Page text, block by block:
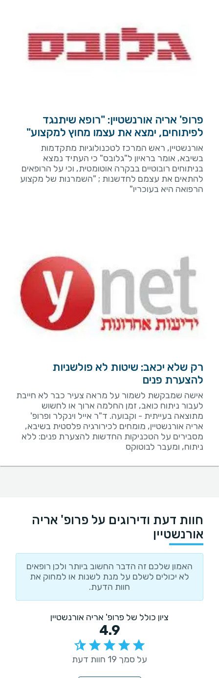
פרופ' אריה אורנשטיין: "רופא שיתנגד
לפיתוחים, ימצא את עצמו מחוץ למקצוע"
אורנשטיין, ראש המרכז לטכנולוגיות מתקדמות
בשיבא, אומר בראיון ל"גלובס" כי העתיד נמצא
בניתוחים רובוטיים בבקרה אוטומטית, וכי על הרופאים
להתאים את עצמם לחדשנות ; "השמרנות של מקצוע
הרפואה היא בעוכריו"
רק שלא יכאב: שיטות לא פולשניות
להצערת פנים
אישה שמבקשת לשמור על מראה צעיר כבר לא חייבת
לעבור ניתוח כואב, זמן החלמה ארוך או לחשוש
מתוצאה בעייתית - וקבועה. ד"ר אייל וינקלר ופרופ'
אריה אורנשטיין, מומחים לכירורגיה פלסטית בשיבא,
מסבירים על הטכניקות החדשות להצערת פנים: ללא
ניתוח, ומעבר לבוטוקס
חוות דעת ודירוגים על פרופ' אריה
אורנשטיין
האמון שלכם זה הדבר החשוב ביותר ולכן רופאים
לא יכולים לשלם על מנת לשנות או למחוק את
חוות הדעת.
ציון כולל של פרופ' אריה אורנשטיין
4.9
על סמך 19 חוות דעת